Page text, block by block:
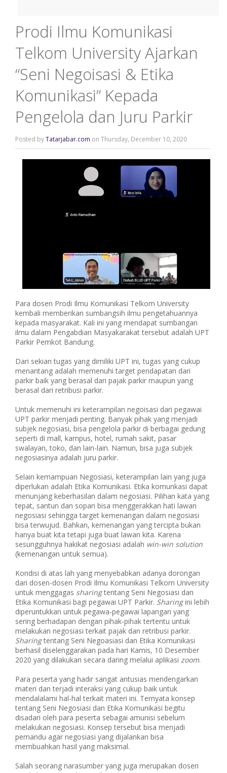
Prodi Ilmu Komunikasi
Telkom University Ajarkan
“Seni Negoisasi & Etika
Komunikasi” Kepada
Pengelola dan Juru Parkir
Posted byTatarjabar.com on Thursday, December 10, 2020
Para dosen Prodi Ilmu Komunikasi Telkom University
kembali memberikan sumbangsih ilmu pengetahuannya
kepada masyarakat. Kali ini yang mendapat sumbangan
ilmu dalam Pengabdian Masyakarakat tersebut adalah UPT
Parkir Pemkot Bandung.
Dari sekian tugas yang dimiliki UPT ini, tugas yang cukup
menantang adalah memenuhi target pendapatan dari
parkir baik yang berasal dari pajak parkir maupun yang
berasal dari retribusi parkir.
Untuk memenuhi ini keterampilan negoisasi dari pegawai
UPT parkir menjadi penting. Banyak pihak yang menjadi
subjek negosiasi, bisa pengelola parkir di berbagai gedung
seperti di mall, kampus, hotel, rumah sakit, pasar
swalayan, toko, dan lain-lain. Namun, bisa juga subjek
negosiasinya adalah juru parkir.
Selain kemampuan Negosiasi, keterampilan lain yang juga
diperlukan adalah Etika Komunikasi. Etika komunkasi dapat
menunjang keberhasilan dalam negosiasi. Pilihan kata yang
tepat, santun dan sopan bisa menggerakkan hati lawan
negosiasi sehingga target kemenangan dalam negosiasi
bisa terwujud. Bahkan, kemenangan yang tercipta bukan
hanya buat kita tetapi juga buat lawan kita. Karena
sesungguhnya hakikat negosiasi adalah win-win solution
(kemenangan untuk semua).
Kondisi di atas lah yang menyebabkan adanya dorongan
dari dosen-dosen Prodi Ilmu Komunikasi Telkom University
untuk menggagas sharingtentang Seni Negosiasi dan
Etika Komunikasi bagi pegawai UPT Parkir. Sharingini lebih
diperuntukkan untuk pegawa-pegawai lapangan yang
sering berhadapan dengan pihak-pihak tertentu untuk
melakukan negosiasi terkait pajak dan retribusi parkir.
Sharingtentang Seni Negoasiasi dan Etika Komunikasi
berhasil diselenggarakan pada hari Kamis, 10 Desember
2020 yang dilakukan secara daring melalui aplikasi zoom.
Para peserta yang hadir sangat antusias mendengarkan
materi dan terjadi interaksi yang cukup baik untuk
mendalalami hal-hal terkait materi ini. Ternyata konsep
tentang Seni Negosiasi dan Etika Komunikasi begitu
disadari oleh para peserta sebagai amunisi sebelum
melakukan negosiasi. Konsep tersebut bisa menjadi
pemandu agar negosiasi yang dijalankan bisa
membuahkan hasil yang maksimal.
Salah seorang narasumber yang juga merupakan dosen